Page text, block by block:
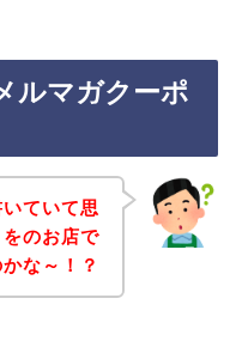
ルマガクーポ
ていて思
のお店で
な～！？